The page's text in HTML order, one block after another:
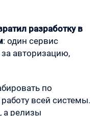
разработку в
: один сервис
авторизацию,
по
всей системы.
а релизы